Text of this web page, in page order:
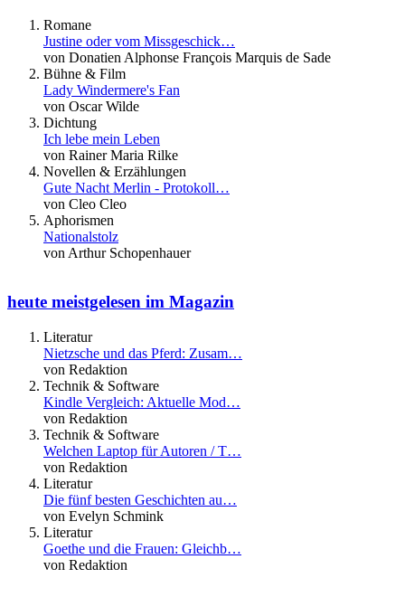
Romane
Justine oder vom Missgeschick…
von Donatien Alphonse François Marquis de Sade
Bühne & Film
Lady Windermere's Fan
von Oscar Wilde
Dichtung
Ich lebe mein Leben
von Rainer Maria Rilke
Novellen & Erzählungen
Gute Nacht Merlin - Protokoll…
von Cleo Cleo
Aphorismen
Nationalstolz
von Arthur Schopenhauer
heute meistgelesen im Magazin
Literatur
Nietzsche und das Pferd: Zusam…
von Redaktion
Technik & Software
Kindle Vergleich: Aktuelle Mod…
von Redaktion
Technik & Software
Welchen Laptop für Autoren / T…
von Redaktion
Literatur
Die fünf besten Geschichten au…
von Evelyn Schmink
Literatur
Goethe und die Frauen: Gleichb…
von Redaktion